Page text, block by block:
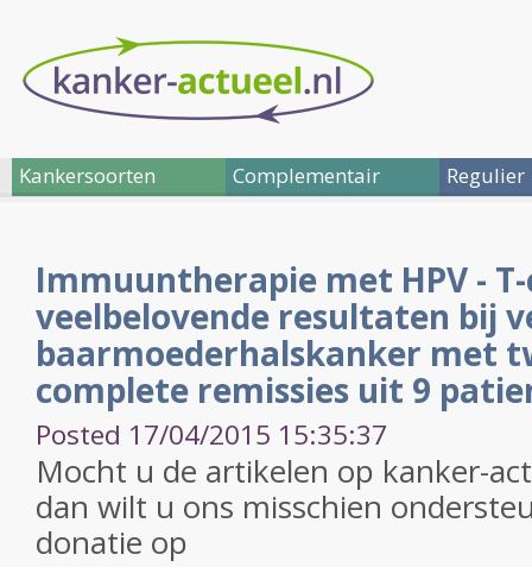
Kankersoorten Complementair Regulier
Immuuntherapie met HPV -
veelbelovende resultaten bij
baarmoederhalskanker met
complete remissies uit 9
Posted 17/04/2015 15:35:37
Mocht u de artikelen op kanker-
dan wilt u ons misschien
donatie op